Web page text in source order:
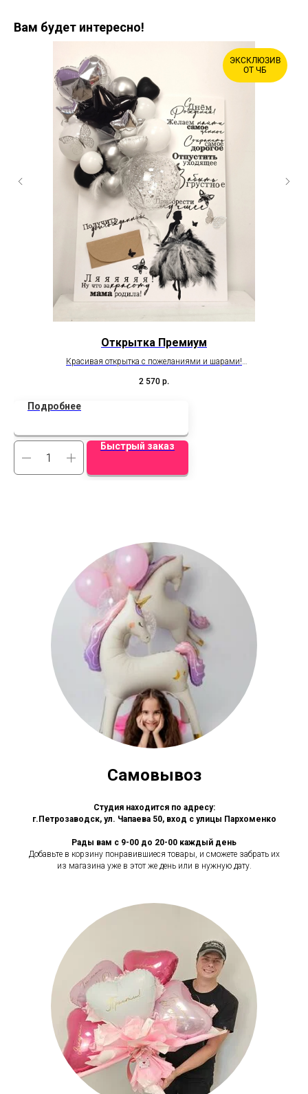
Вам будет интересно!
ЭКСКЛЮЗИВ
ОТ ЧБ
Открытка Премиум
Красивая открытка с пожеланиями и шарами!
2 570 р.
Подробнее
Быстрый заказ
Самовывоз
Студия находится по адресу:
г.Петрозаводск, ул. Чапаева 50, вход с улицы Пархоменко
Рады вам с 9-00 до 20-00 каждый день
Добавьте в корзину понравившиеся товары, и сможете забрать их
из магазина уже в этот же день или в нужную дату.